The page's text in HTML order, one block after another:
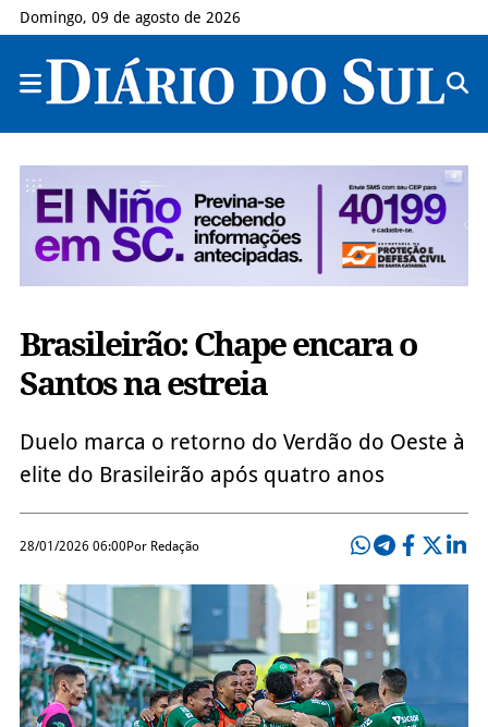
Domingo, 09 de agosto de 2026
Brasileirão: Chape encara o
Santos na estreia
Duelo marca o retorno do Verdão do Oeste à
elite do Brasileirão após quatro anos
28/01/2026 06:00Por Redação